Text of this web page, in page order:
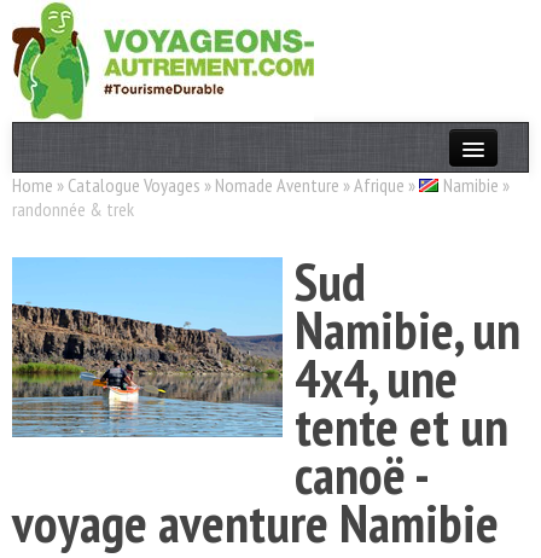
Actualités
Acteurs
Thèmes
Home » Catalogue Voyages » Nomade Aventure »Afrique » Namibie »
randonnée & trek
Sud
Namibie, un
4x4, une
tente et un
canoë -
voyage aventure Namibie